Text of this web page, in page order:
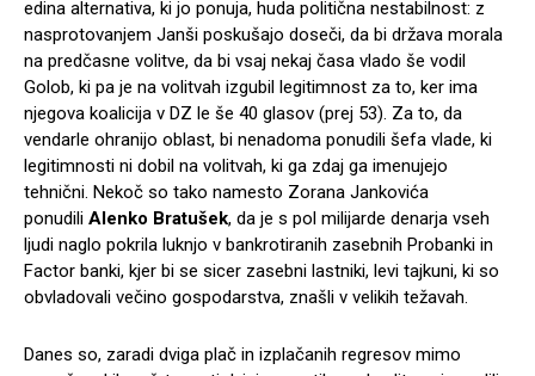
edina alternativa, ki jo ponuja, huda politična nestabilnost: z
nasprotovanjem Janši poskušajo doseči, da bi država morala
na predčasne volitve, da bi vsaj nekaj časa vlado še vodil
Golob, ki pa je na volitvah izgubil legitimnost za to, ker ima
njegova koalicija v DZ le še 40 glasov (prej 53). Za to, da
vendarle ohranijo oblast, bi nenadoma ponudili šefa vlade, ki
legitimnosti ni dobil na volitvah, ki ga zdaj ga imenujejo
tehnični. Nekoč so tako namesto Zorana Jankovića
ponudili Alenko Bratušek, da je s pol milijarde denarja vseh
ljudi naglo pokrila luknjo v bankrotiranih zasebnih Probanki in
Factor banki, kjer bi se sicer zasebni lastniki, levi tajkuni, ki so
obvladovali večino gospodarstva, znašli v velikih težavah.
Danes so, zaradi dviga plač in izplačanih regresov mimo